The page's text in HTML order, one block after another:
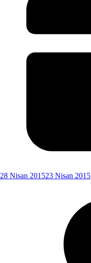
28 Nisan 201523 Nisan 2015